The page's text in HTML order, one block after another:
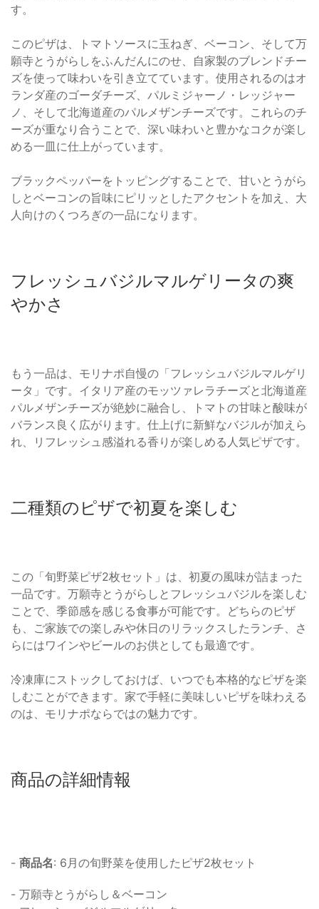
す。
このピザは、トマトソースに玉ねぎ、ベーコン、そして万
願寺とうがらしをふんだんにのせ、自家製のブレンドチー
ズを使って味わいを引き立てています。使用されるのはオ
ランダ産のゴーダチーズ、パルミジャーノ・レッジャー
ノ、そして北海道産のパルメザンチーズです。これらのチ
ーズが重なり合うことで、深い味わいと豊かなコクが楽し
める一皿に仕上がっています。
ブラックペッパーをトッピングすることで、甘いとうがら
しとベーコンの旨味にピリッとしたアクセントを加え、大
人向けのくつろぎの一品になります。
フレッシュバジルマルゲリータの爽
やかさ
もう一品は、モリナポ自慢の「フレッシュバジルマルゲリ
ータ」です。イタリア産のモッツァレラチーズと北海道産
パルメザンチーズが絶妙に融合し、トマトの甘味と酸味が
バランス良く広がります。仕上げに新鮮なバジルが加えら
れ、リフレッシュ感溢れる香りが楽しめる人気ピザです。
二種類のピザで初夏を楽しむ
この「旬野菜ピザ2枚セット」は、初夏の風味が詰まった
一品です。万願寺とうがらしとフレッシュバジルを楽しむ
ことで、季節感を感じる食事が可能です。どちらのピザ
も、ご家族での楽しみや休日のリラックスしたランチ、さ
らにはワインやビールのお供としても最適です。
冷凍庫にストックしておけば、いつでも本格的なピザを楽
しむことができます。家で手軽に美味しいピザを味わえる
のは、モリナポならではの魅力です。
商品の詳細情報
- 商品名: 6月の旬野菜を使用したピザ2枚セット
- 万願寺とうがらし＆ベーコン